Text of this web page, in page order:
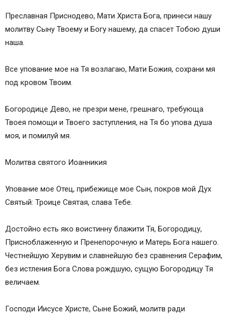
Преславная Приснодево, Мати Христа Бога, принеси нашу
молитву Сыну Твоему и Богу нашему, да спасет Тобою души
наша.
Все упование мое на Тя возлагаю, Мати Божия, сохрани мя
под кровом Твоим.
Богородице Дево, не презри мене, грешнаго, требующа
Твоея помощи и Твоего заступления, на Тя бо упова душа
моя, и помилуй мя.
Молитва святого Иоанникия
Упование мое Отец, прибежище мое Сын, покров мой Дух
Святый: Троице Святая, слава Тебе.
Достойно есть яко воистинну блажити Тя, Богородицу,
Присноблаженную и Пренепорочную и Матерь Бога нашего.
Честнейшую Херувим и славнейшую без сравнения Серафим,
без истления Бога Слова рождшую, сущую Богородицу Тя
величаем.
Господи Иисусе Христе, Сыне Божий, молитв ради